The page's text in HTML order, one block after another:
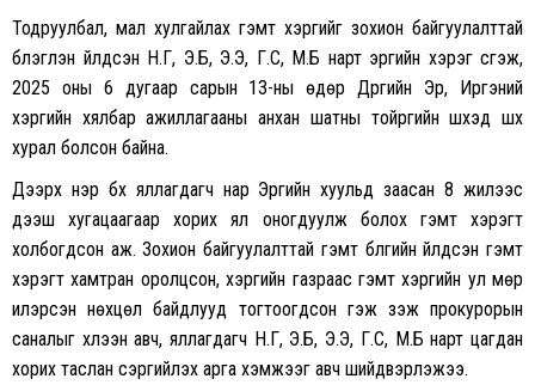
Тодруулбал, мал хулгайлах гэмт хэргийг зохион байгуулалттай
бүлэглэн үйлдсэн Н.Г, Э.Б, Э.Э, Г.С, М.Б нарт эрүүгийн хэрэг үүсгэж,
2025 оны 6 дугаар сарын 13-ны өдөрДүүргийн Эрүү, Иргэний
хэргийн хялбар ажиллагааны анхан шатны тойргийн шүүхэд шүүх
хурал болсон байна.
Дээрх нэр бүх яллагдагч нар Эрүүгийн хуульд заасан 8 жилээс
дээш хугацаагаар хорих ял оногдуулж болох гэмт хэрэгт
холбогдсон аж. Зохион байгуулалттай гэмт бүлгийн үйлдсэн гэмт
хэрэгт хамтран оролцсон, хэргийн газраас гэмт хэргийн ул мөр
илэрсэн нөхцөл байдлууд тогтоогдсон гэж үзэж прокурорын
саналыг хүлээн авч, яллагдагч Н.Г, Э.Б, Э.Э, Г.С, М.Б нарт цагдан
хорих таслан сэргийлэх арга хэмжээг авч шийдвэрлэжээ.